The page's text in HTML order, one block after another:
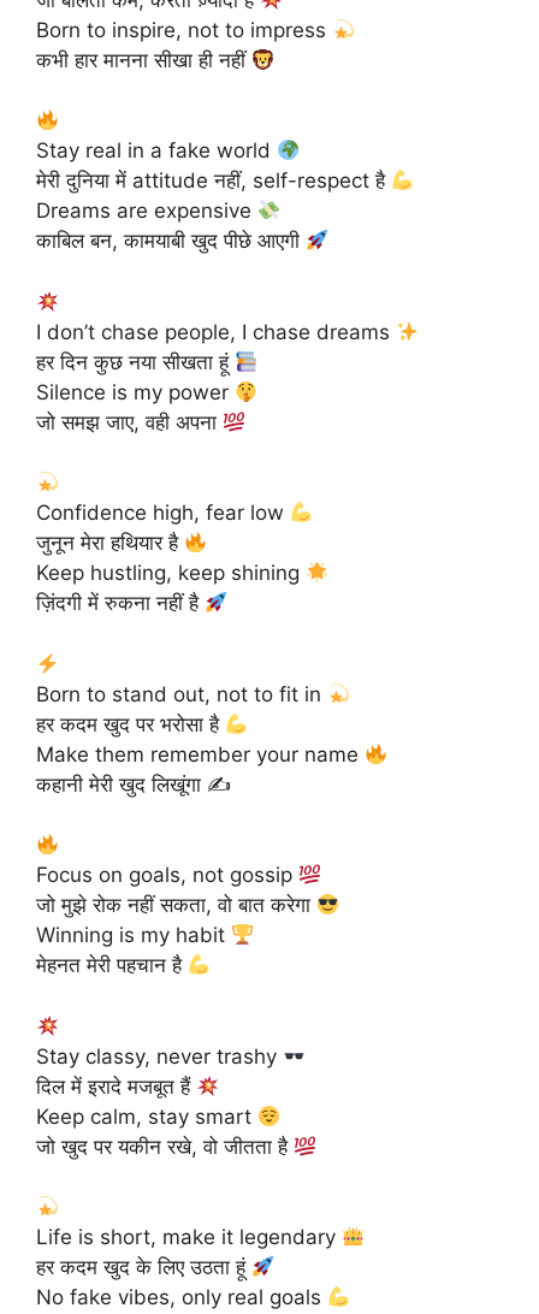
Born to inspire, not to impress
कभी हार मानना सीखा ही नहीं
Stay real in a fake world
मेरी दुनिया में attitude नहीं, self-respect है
Dreams are expensive
काबिल बन, कामयाबी खुद पीछे आएगी
I don’t chase people, I chase dreams
हर दिन कुछ नया सीखता हूं
Silence is my power
जो समझ जाए, वही अपना
Confidence high, fear low
जुनून मेरा हथियार है
Keep hustling, keep shining
ज़िंदगी में रुकना नहीं है
Born to stand out, not to fit in
हर कदम खुद पर भरोसा है
Make them remember your name
कहानी मेरी खुद लिखूंगा ✍️
Focus on goals, not gossip
जो मुझे रोक नहीं सकता, वो बात करेगा
Winning is my habit
मेहनत मेरी पहचान है
Stay classy, never trashy
दिल में इरादे मजबूत हैं
Keep calm, stay smart
जो खुद पर यकीन रखे, वो जीतता है
Life is short, make it legendary
हर कदम खुद के लिए उठता हूं
No fake vibes, only real goals